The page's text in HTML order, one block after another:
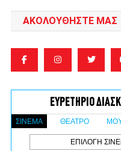
ΑΚΟΛΟΥΘΉΣΤΕ ΜΑΣ